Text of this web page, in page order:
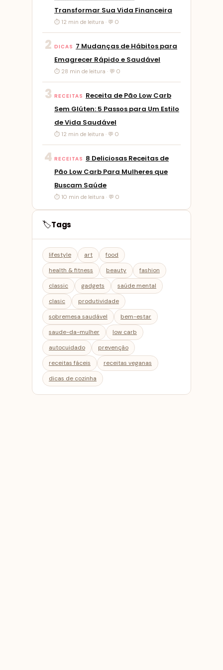
Transformar Sua Vida Financeira
⏱ 12 min de leitura · 💬 0
2 DICAS
7 Mudanças de Hábitos para
Emagrecer Rápido e Saudável
⏱ 28 min de leitura · 💬 0
3 RECEITAS
Receita de Pão Low Carb
Sem Glúten: 5 Passos para Um Estilo
de Vida Saudável
⏱ 12 min de leitura · 💬 0
4 RECEITAS
8 Deliciosas Receitas de
Pão Low Carb Para Mulheres que
Buscam Saúde
⏱ 10 min de leitura · 💬 0
🏷️Tags
lifestyle art
food
health & fitness
beauty
fashion
classic
gadgets
saúde mental
clasic
produtividade
sobremesa saudável
bem-estar
saude-da-mulher
low carb
autocuidado
prevenção
receitas fáceis
receitas veganas
dicas de cozinha